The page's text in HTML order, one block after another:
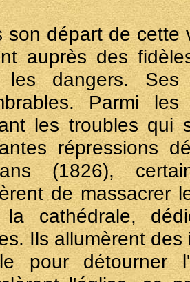
son départ de cette
auprès des
les dangers.
Parmi
les troubles qui
répressions
(1826),
de massacrer
la cathédrale,
Ils allumèrent
pour détourner